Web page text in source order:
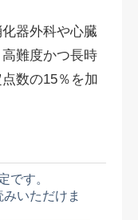
器外科や⼼臓
難度かつ長時
数の15％を加
です。
いただけま